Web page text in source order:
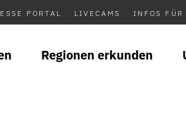
PORTAL LIVECAMS INFOS FÜR
Regionen erkunden